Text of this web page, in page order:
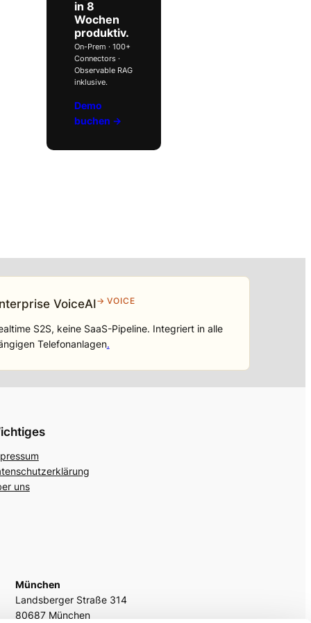
in 8
Wochen
produktiv.
On-Prem · 100+
Connectors ·
Observable RAG
inklusive.
Demo
buchen →
VoiceAI→ VOICE
S2S, keine SaaS-Pipeline. Integriert in alle
Telefonanlagen.
uns
München
Landsberger Straße 314
80687 München